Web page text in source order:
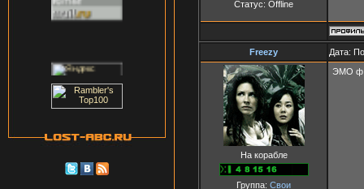
Статус: Offline
Freezy Дата:
На корабле
Группа: Свои
ЭМО ф